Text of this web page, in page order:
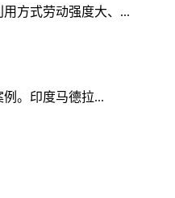
方式劳动强度大、...
。印度马德拉...